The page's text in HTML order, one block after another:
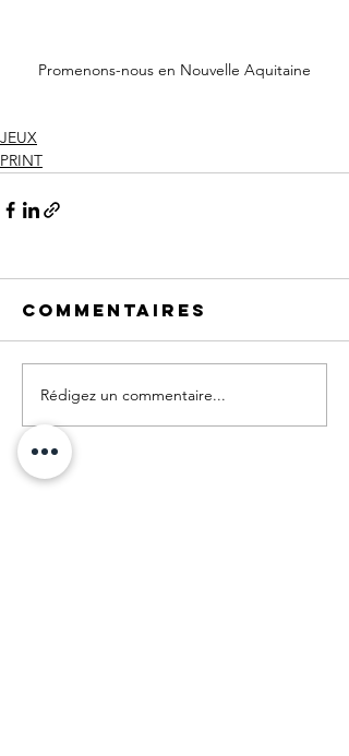
Promenons-nous en Nouvelle Aquitaine
JEUX
PRINT
Commentaires
Rédigez un commentaire...
Graphiste à Noisy-le-Grand.